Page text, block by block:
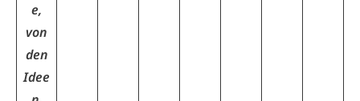
e,
von
den
Idee